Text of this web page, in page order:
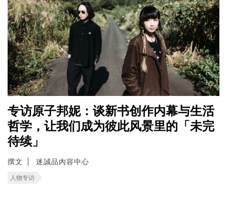
专访原子邦妮：谈新书创作内幕与生活
哲学，让我们成为彼此风景里的「未完
待续」
撰文 迷誠品內容中心
人物专访